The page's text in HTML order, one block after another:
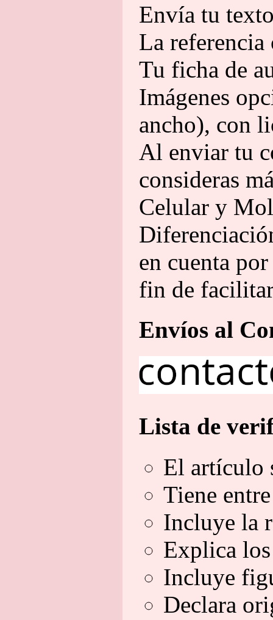
Envía tu
La
Tu ficha de
Imágenes
ancho), con
Al enviar tu
consideras
Celular y
en cuenta
fin de
Envíos al
Lista de
El artículo
Tiene
Incluye la
Explica
Incluye
Declara